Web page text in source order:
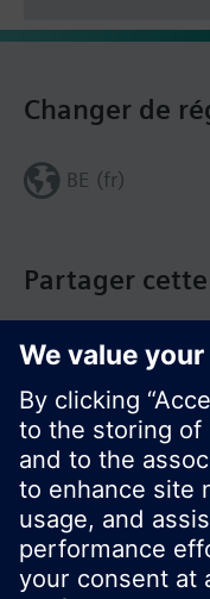
Partager
Changer de
BE (fr)
© Siemens